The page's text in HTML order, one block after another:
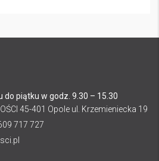
do piątku w godz. 9.30 – 15.30
45-401 Opole ul. Krzemieniecka 19
717 727